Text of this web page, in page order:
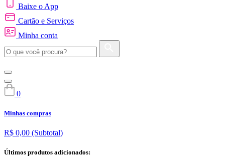
Baixe o App
Cartão e Serviços
Minha conta
0
Minhas compras
R$ 0,00 (Subtotal)
Últimos produtos adicionados: